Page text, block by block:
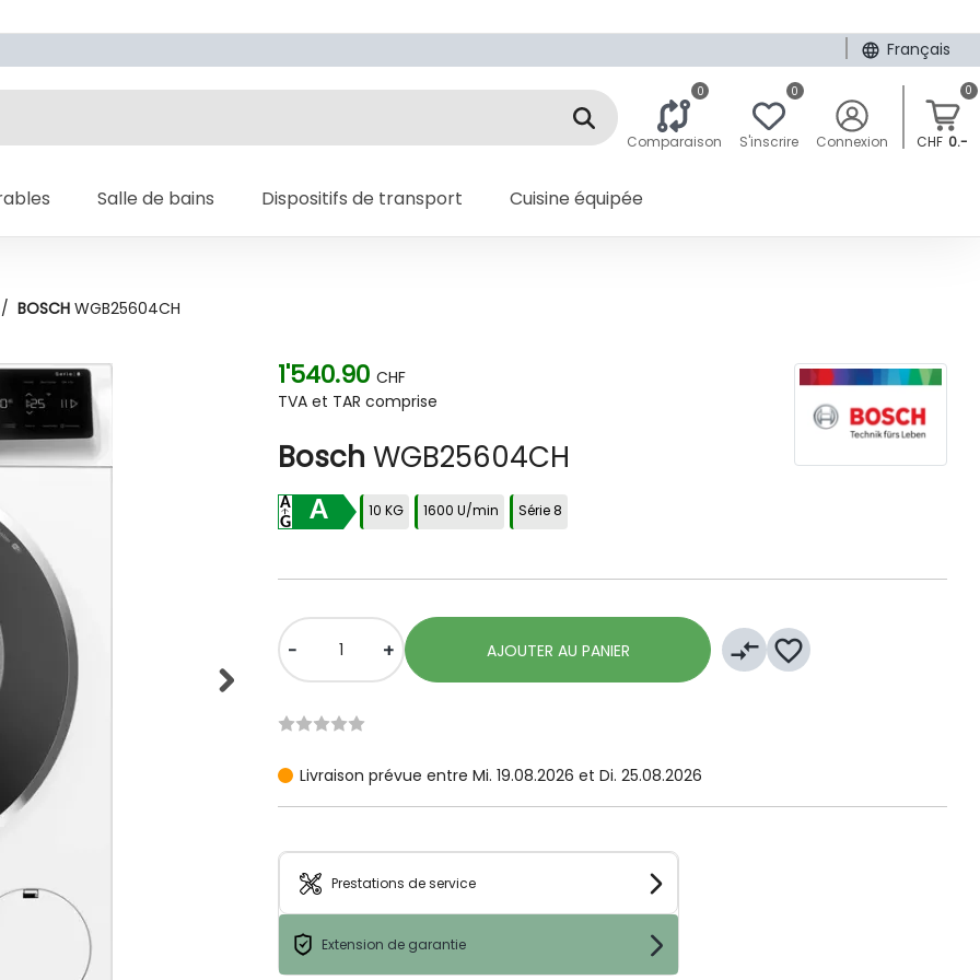
Français
0
Comparaison
0
S'inscrire Connexion
0
CHF 0.-
Salle de bains Dispositifs de transport Cuisine équipée
/ BOSCH WGB25604CH
1'540.90 CHF
TVA et TAR comprise
Bosch WGB25604CH
A 10 KG 1600 U/min Série 8
- + AJOUTER AU PANIER compare_arrows favorite_border
Livraison prévue entre Mi. 19.08.2026 et Di. 25.08.2026
Prestations de service
Extension de garantie